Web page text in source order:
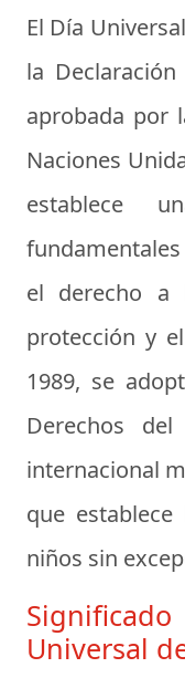
El Día
la
aprobada por
Naciones
establece
el derecho a
protección y
1989, se
Derechos
internacional
que
niños sin
Universal